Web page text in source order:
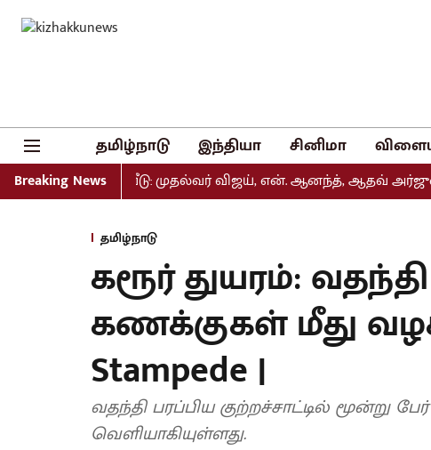
தமிழ்நாடு இந்தியா சினிமா
Breaking News
வெளியீடு: முதல்வர் விஜய், என். ஆனந்த், ஆதவ் அர்ஜுனா
தமிழ்நாடு
கரூர் துயரம்: வதந்தி
கணக்குகள் மீது
Stampede |
வதந்தி பரப்பிய குற்றச்சாட்டில் மூன்று
வெளியாகியுள்ளது.